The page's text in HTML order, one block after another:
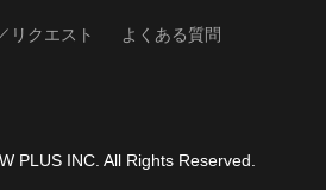
リクエスト よくある質問
PLUS INC. All Rights Reserved.